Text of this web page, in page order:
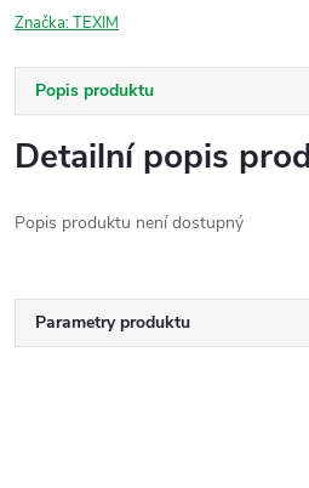
Značka:TEXIM
Popis produktu
Detailní popis
Popis produktu není dostupný
Parametry produktu